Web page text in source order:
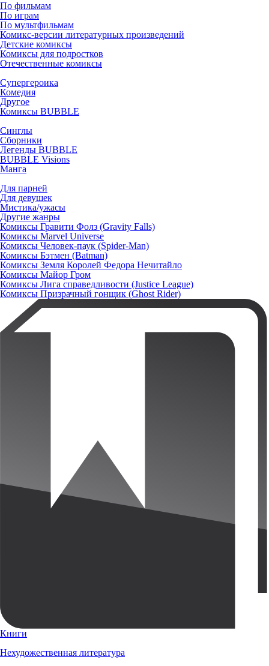
По фильмам
По играм
По мультфильмам
Комикс-версии литературных произведений
Детские комиксы
Комиксы для подростков
Отечественные комиксы
Супергероика
Комедия
Другое
Комиксы BUBBLE
Синглы
Сборники
Легенды BUBBLE
BUBBLE Visions
Манга
Для парней
Для девушек
Мистика/ужасы
Другие жанры
Комиксы Гравити Фолз (Gravity Falls)
Комиксы Marvel Universe
Комиксы Человек-паук (Spider-Man)
Комиксы Бэтмен (Batman)
Комиксы Земля Королей Федора Нечитайло
Комиксы Майор Гром
Комиксы Лига справедливости (Justice League)
Комиксы Призрачный гонщик (Ghost Rider)
Книги
Нехудожественная литература